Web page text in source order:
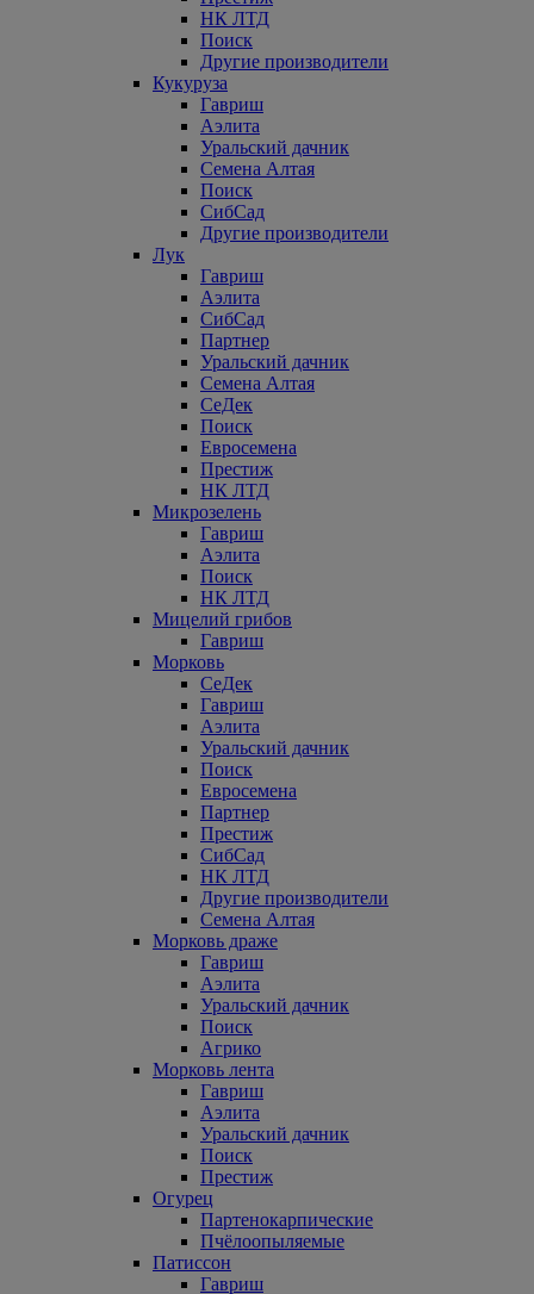
НК ЛТД
Поиск
Другие производители
Кукуруза
Гавриш
Аэлита
Уральский дачник
Семена Алтая
Поиск
СибСад
Другие производители
Лук
Гавриш
Аэлита
СибСад
Партнер
Уральский дачник
Семена Алтая
СеДек
Поиск
Евросемена
Престиж
НК ЛТД
Микрозелень
Гавриш
Аэлита
Поиск
НК ЛТД
Мицелий грибов
Гавриш
Морковь
СеДек
Гавриш
Аэлита
Уральский дачник
Поиск
Евросемена
Партнер
Престиж
СибСад
НК ЛТД
Другие производители
Семена Алтая
Морковь драже
Гавриш
Аэлита
Уральский дачник
Поиск
Агрико
Морковь лента
Гавриш
Аэлита
Уральский дачник
Поиск
Престиж
Огурец
Партенокарпические
Пчёлоопыляемые
Патиссон
Гавриш